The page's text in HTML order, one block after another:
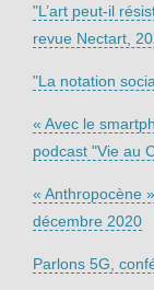
"L’art peut-il
revue Nectart,
"La notation
« Avec le
podcast "Vie au
« Anthropocène
décembre 2020
Parlons 5G,